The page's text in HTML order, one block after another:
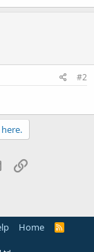
#2
Email
Home
R